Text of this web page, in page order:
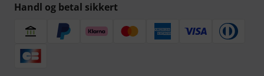
Handl og betal sikkert